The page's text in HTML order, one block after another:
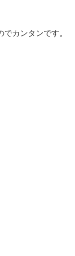
カンタンです。